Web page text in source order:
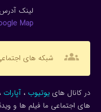
لینک
Map
groups شبکه های
در کانال هاییوتیوب ، آپارات ،
های اجتماعی ما فیلم ها و